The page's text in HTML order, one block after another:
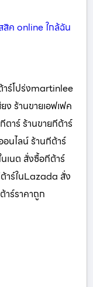
สิค online ใกล้ฉัน
าร์โปร่งmartinlee
ง ร้านขายเอฟเฟค
ตาร์ ร้านขายกีต้าร์
นไลน์ ร้านกีต้าร์
เนต สั่งซื้อกีต้าร์
าร์ในLazada สั่ง
ร์ราคาถูก